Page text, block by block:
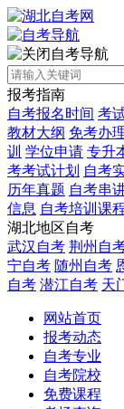
自考导航
报考指南
自考报名时间 考
教材大纲 免考办
训 学位申请 专升
考考试计划 自考
历年真题 自考串
信息 自考培训课
湖北地区自考
武汉自考 荆州自
宁自考 随州自考
自考 潜江自考 天
网站首页
报考动态
自考专业
自考院校
免费课程